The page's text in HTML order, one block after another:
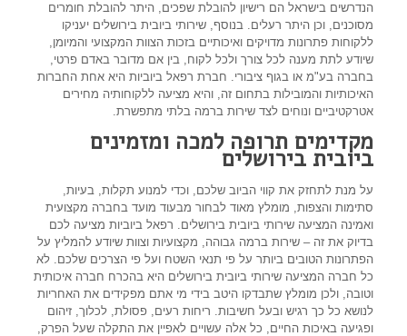
הנדרשים בישראל הם רישיון להובלת שפכים, היתר להובלת חומרים
מסוכנים, וכן היתר רעלים. בנוסף, שירותי ביובית בירושלים יעניקו
ללקוחות פתרונות מדויקים ואיכותיים בזכות הצוות המקצועי והמיומן,
שיודע לתת מענה לכל צורך ולכל לקוח, בין אם מדובר באדם פרטי,
בחברה בע"מ או בגוף ציבורי. חברת רפאל ביוביות היא אחת החברות
האיכותיות והמובילות בתחום זה, והיא מציעה ללקוחותיה מחירים
אטרקטיביים ונוחים לצד שירות ברמה בלתי מתפשרת.
מקדימים תרופה למכה ומזמינים
ביובית בירושלים
על מנת לתחזק את קווי הביוב שלכם, וכדי למנוע תקלות, בעיות,
סתימות והצפות, מומלץ מאוד לבחור מבעוד מועד בחברה מקצועית
ואמינה המציעה שירותי ביובית בירושלים. רפאל ביוביות מציעה לכם
בדיוק את זה – שירות ברמה גבוהה, מקצועיות וצוות שיודע להמליץ על
הפתרונות הטובים ביותר על פי תנאי השטח ועל פי הצרכים שלכם. לא
כל חברה המציעה שירותי ביובית בירושלים היא בהכרח חברה איכותית
וטובה, ולכן מומלץ שתבדקו היטב בידי מי אתם מפקידים את האחריות
לנושא כל כך רגיש ובעל חשיבות. ריחות רעים, פסולת, לכלוך, זיהום
ופגיעה באיכות החיים, כל אלה עשויים לאפיין את התקלה שעל הפרק,